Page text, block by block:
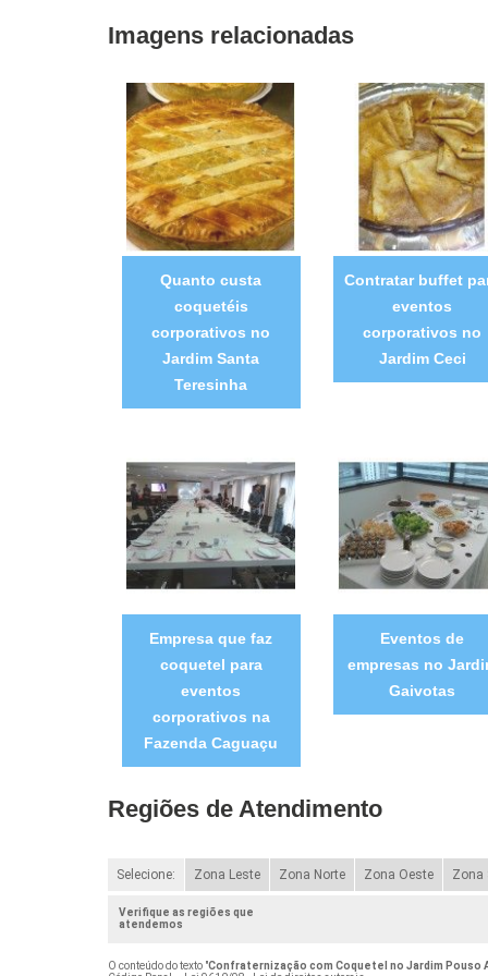
Imagens relacionadas
Quanto custa
coquetéis
corporativos no
Jardim Santa
Teresinha
Contratar buffet
eventos
corporativos no
Jardim Ceci
Empresa que faz
coquetel para
eventos
corporativos na
Fazenda Caguaçu
Eventos de
empresas no
Gaivotas
Regiões de Atendimento
Selecione: Zona Leste Zona Norte Zona Oeste Zona
Verifique as regiões que
atendemos
O conteúdo do texto "Confraternização com Coquetel no Jardim Pouso